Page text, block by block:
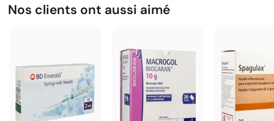
Nos clients ont aussi aimé